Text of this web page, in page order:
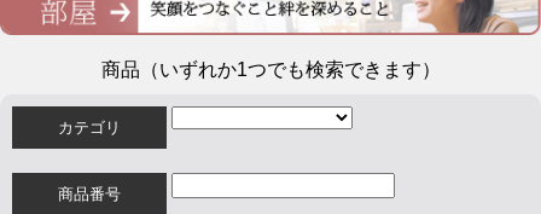
商品（いずれか1つでも検索できます）
カテゴリ
商品番号